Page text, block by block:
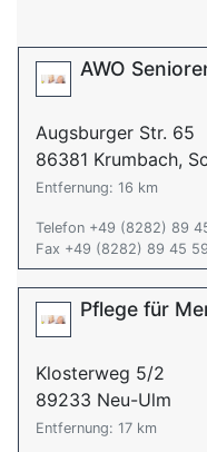
AWO
Augsburger Str. 65
86381 Krumbach,
Entfernung: 16 km
Telefon +49 (8282) 89
Fax +49 (8282) 89 45 59
Pflege für
Klosterweg 5/2
89233 Neu-Ulm
Entfernung: 17 km